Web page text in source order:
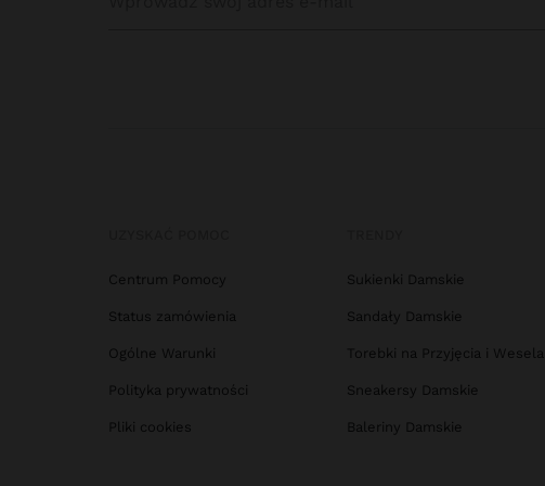
Centrum Pomocy
Status zamówienia
Ogólne Warunki
Polityka prywatności
Pliki cookies
Sukienki Damskie
Sandały Damskie
Torebki na Przyjęcia i Wesela
Sneakersy Damskie
Baleriny Damskie